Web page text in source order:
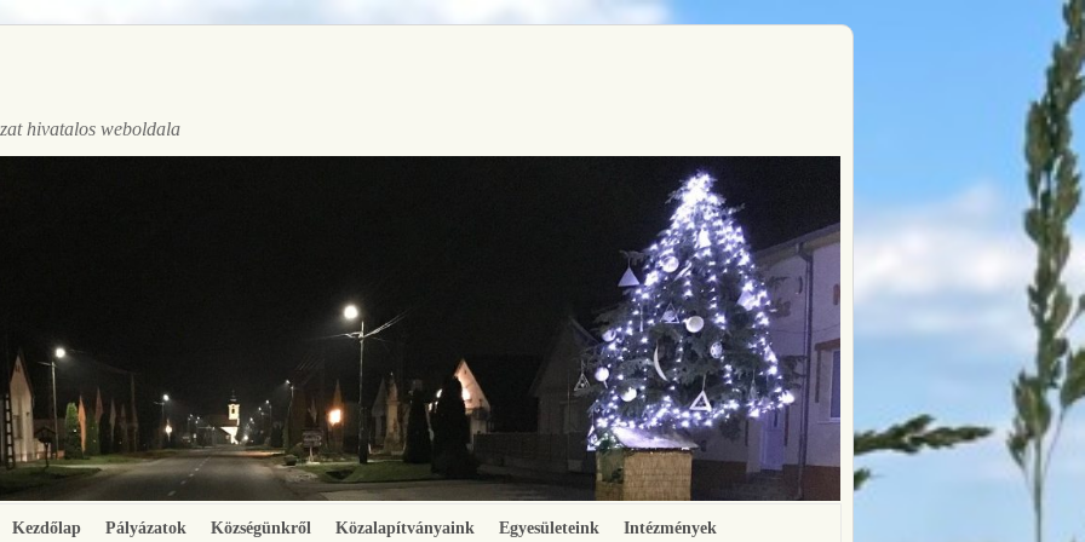
hivatalos weboldala
Kezdőlap Pályázatok Községünkről Közalapítványaink Egyesületeink Intézmények